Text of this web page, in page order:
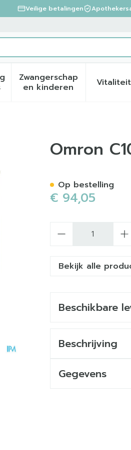
Veilige betalingen
verzorging en
voor Dieet, voeding
Zwangerschap
en kinderenToon submenu
verstuiver
Omron
€ 94,05
Op bestelling
Bekijk alle
Beschikbare
Beschrijving
Gegevens